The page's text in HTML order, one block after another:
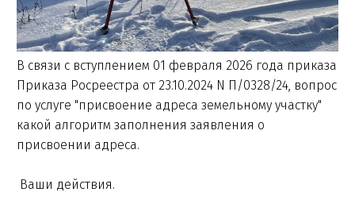
В связи с вступлением 01 февраля 2026 года приказа
Приказа Росреестра от 23.10.2024 N П/0328/24, вопрос
по услуге "присвоение адреса земельному участку"
какой алгоритм заполнения заявления о
присвоении адреса.
Ваши действия.